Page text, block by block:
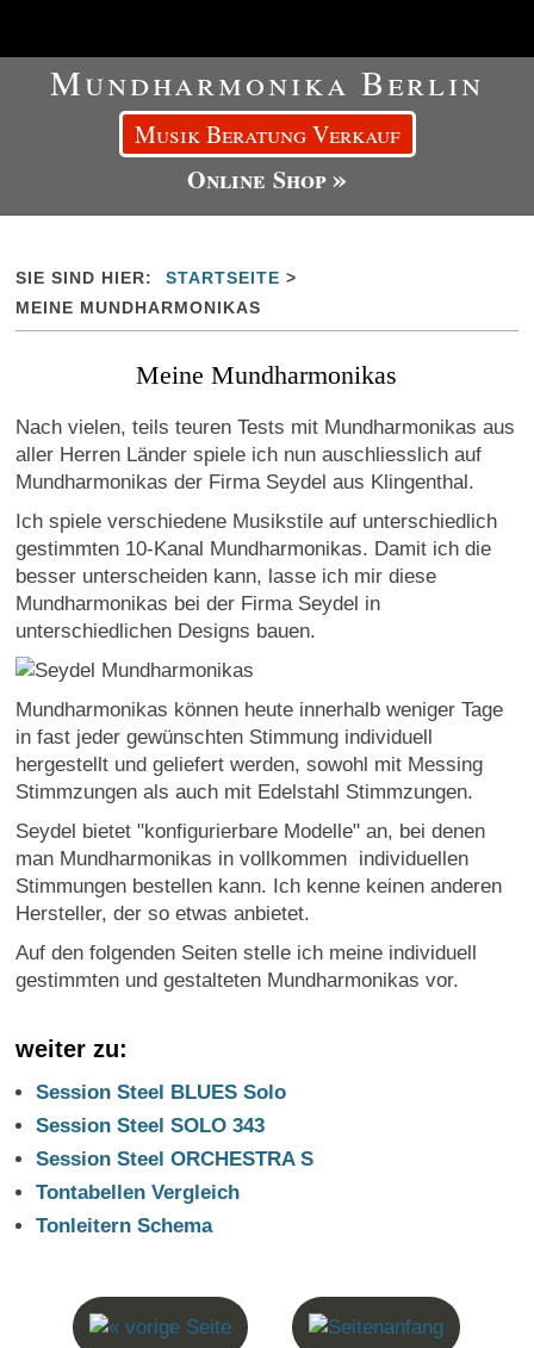
Mundharmonika Berlin
Musik Beratung Verkauf
Online Shop»
SIE SIND HIER: STARTSEITE >
MEINE MUNDHARMONIKAS
Meine Mundharmonikas
Nach vielen, teils teuren Tests mit Mundharmonikas aus
aller Herren Länder spiele ich nun auschliesslich auf
Mundharmonikas der Firma Seydel aus Klingenthal.
Ich spiele verschiedene Musikstile auf unterschiedlich
gestimmten 10-Kanal Mundharmonikas. Damit ich die
besser unterscheiden kann, lasse ich mir diese
Mundharmonikas bei der Firma Seydel in
unterschiedlichen Designs bauen.
Mundharmonikas können heute innerhalb weniger Tage
in fast jeder gewünschten Stimmung individuell
hergestellt und geliefert werden, sowohl mit Messing
Stimmzungen als auch mit Edelstahl Stimmzungen.
Seydel bietet "konfigurierbare Modelle" an, bei denen
man Mundharmonikas in vollkommen individuellen
Stimmungen bestellen kann. Ich kenne keinen anderen
Hersteller, der so etwas anbietet.
Auf den folgenden Seiten stelle ich meine individuell
gestimmten und gestalteten Mundharmonikas vor.
weiter zu:
Session Steel BLUES Solo
Session Steel SOLO 343
Session Steel ORCHESTRA S
Tontabellen Vergleich
Tonleitern Schema